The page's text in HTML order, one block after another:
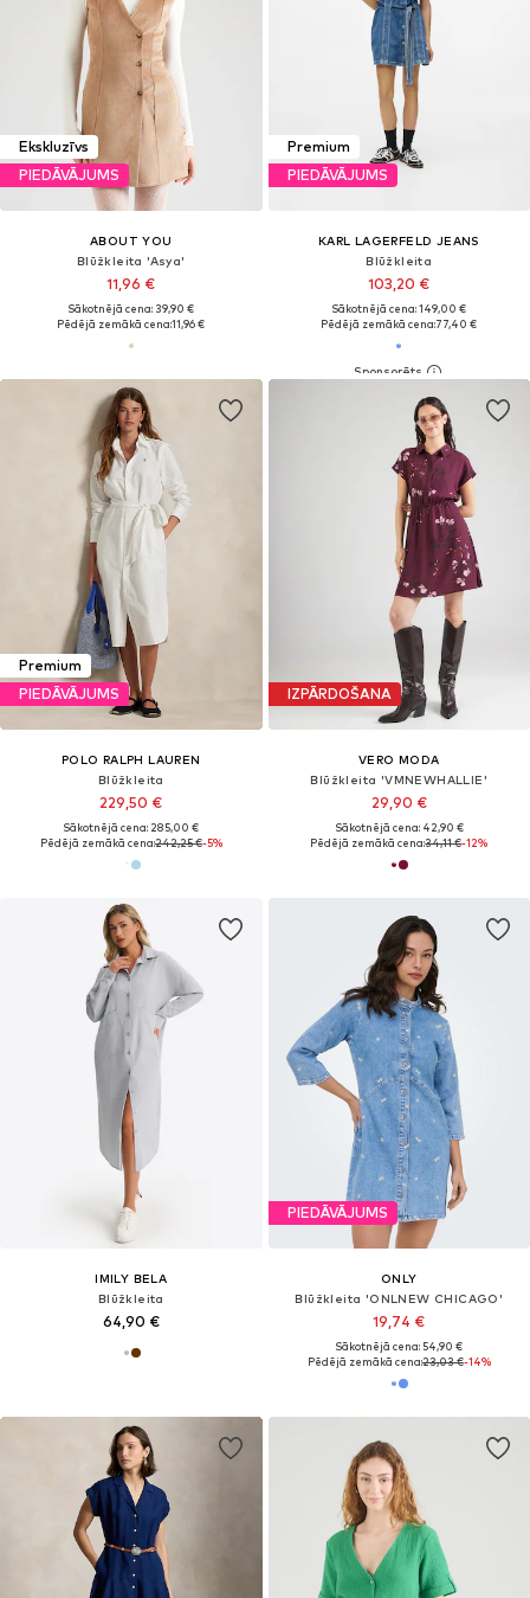
Ekskluzīvs
PIEDĀVĀJUMS
ABOUT YOU
Blūžkleita 'Asya'
11,96 €
Sākotnējā cena: 39,90 €
Pēdējā zemākā cena:11,96 €
Premium
PIEDĀVĀJUMS
KARL LAGERFELD JEANS
Blūžkleita
103,20 €
Sākotnējā cena: 149,00 €
Pēdējā zemākā cena:77,40 €
Premium
PIEDĀVĀJUMS
POLO RALPH LAUREN
Blūžkleita
229,50 €
Sākotnējā cena: 285,00 €
Pēdējā zemākā cena:242,25 €-5%
IZPĀRDOŠANA
VERO MODA
Blūžkleita 'VMNEWHALLIE'
29,90 €
Sākotnējā cena: 42,90 €
Pēdējā zemākā cena:34,11 €-12%
IMILY BELA
Blūžkleita
64,90 €
PIEDĀVĀJUMS
ONLY
Blūžkleita 'ONLNEW CHICAGO'
19,74 €
Sākotnējā cena: 54,90 €
Pēdējā zemākā cena:23,03 €-14%